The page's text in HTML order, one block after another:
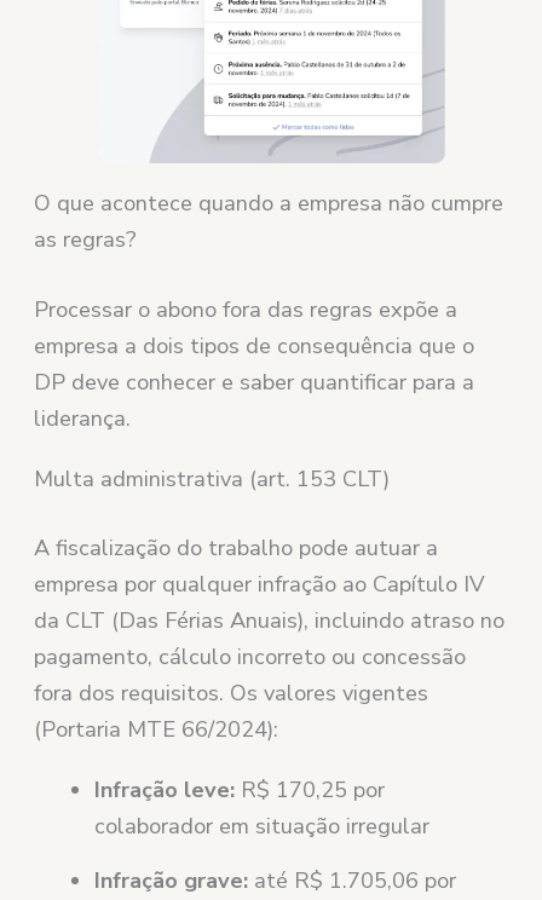
O que acontece quando a empresa não cumpre
as regras?
Processar o abono fora das regras expõe a
empresa a dois tipos de consequência que o
DP deve conhecer e saber quantificar para a
liderança.
Multa administrativa (art. 153 CLT)
A fiscalização do trabalho pode autuar a
empresa por qualquer infração ao Capítulo IV
da CLT (Das Férias Anuais), incluindo atraso no
pagamento, cálculo incorreto ou concessão
fora dos requisitos. Os valores vigentes
(Portaria MTE 66/2024):
Infração leve: R$ 170,25 por
colaborador em situação irregular
Infração grave: até R$ 1.705,06 por